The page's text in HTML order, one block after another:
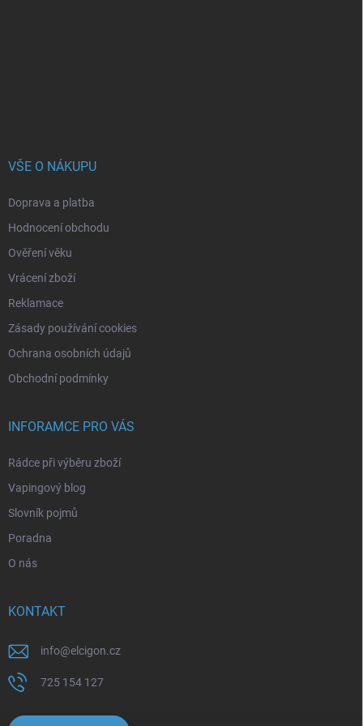
VŠE O NÁKUPU
Doprava a platba
Hodnocení obchodu
Ověření věku
Vrácení zboží
Reklamace
Zásady používání cookies
Ochrana osobních údajů
Obchodní podmínky
INFORAMCE PRO VÁS
Rádce při výběru zboží
Vapingový blog
Slovník pojmů
Poradna
O nás
KONTAKT
info@elcigon.cz
725 154 127